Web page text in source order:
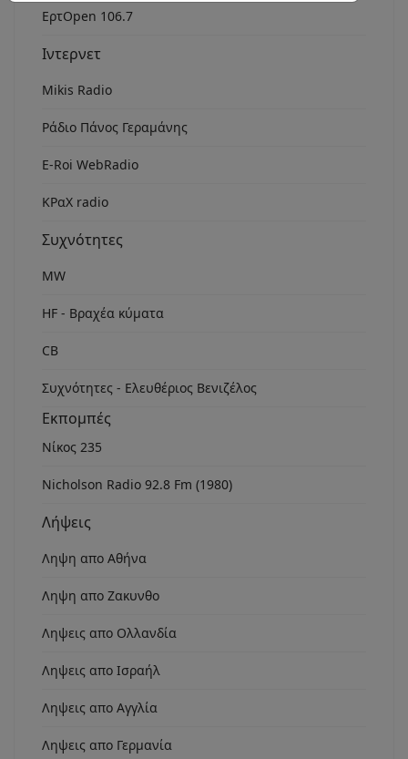
ΕρτOpen 106.7
Ιντερνετ
Mikis Radio
Ράδιο Πάνος Γεραμάνης
Ε-Roi WebRadio
ΚΡαΧ radio
Συχνότητες
MW
HF - Βραχέα κύματα
CB
Συχνότητες - Ελευθέριος Βενιζέλος
Εκπομπές
Νίκος 235
Nicholson Radio 92.8 Fm (1980)
Λήψεις
Ληψη απο Αθήνα
Ληψη απο Ζακυνθο
Ληψεις απο Ολλανδία
Ληψεις απο Ισραήλ
Ληψεις απο Αγγλία
Ληψεις απο Γερμανία